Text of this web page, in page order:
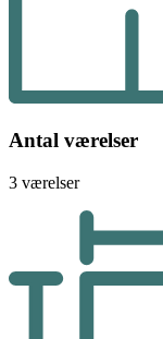
Antal værelser
3 værelser